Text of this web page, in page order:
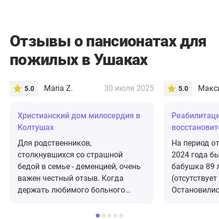
Отзывы о пансионатах для
пожилых в Ушаках
5.0 Maria Z. 30 июля 2025
Христианский дом милосердия в
Колтушах
Для родственников,
столкнувшихся со страшной
бедой в семье - деменцией, очень
важен честный отзыв. Когда
держать любимого больного
отдать в чужие руки страшно. Моя
5.0
«Лесное»
На период
2024 года
бабушка 89